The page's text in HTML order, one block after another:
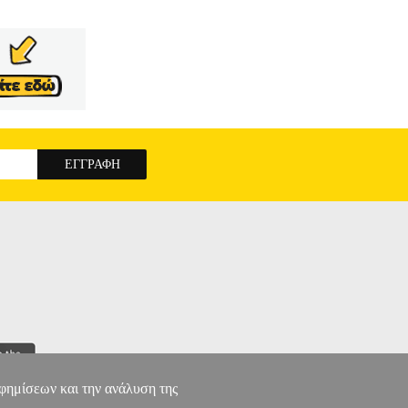
και την ανάλυση της